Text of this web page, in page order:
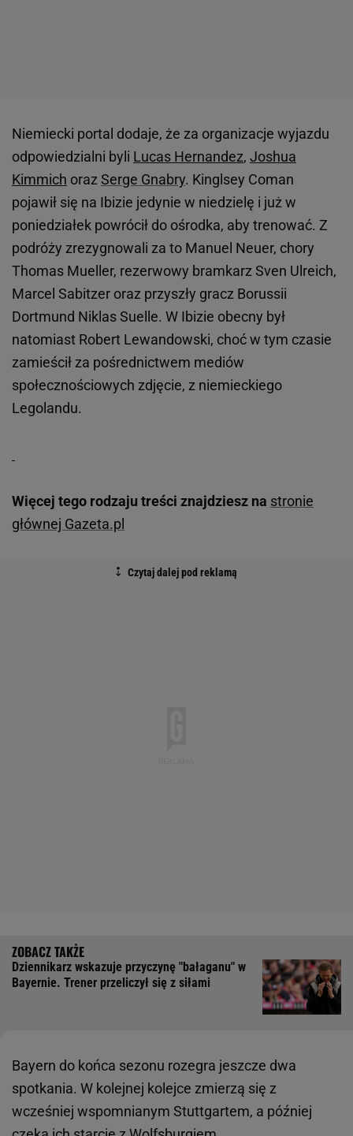
Niemiecki portal dodaje, że za organizacje wyjazdu
odpowiedzialni byli Lucas Hernandez, Joshua
Kimmich orazSerge Gnabry. Kinglsey Coman
pojawił się na Ibizie jedynie w niedzielę i już w
poniedziałek powrócił do ośrodka, aby trenować. Z
podróży zrezygnowali za to Manuel Neuer, chory
Thomas Mueller, rezerwowy bramkarz Sven Ulreich,
Marcel Sabitzer oraz przyszły gracz Borussii
Dortmund Niklas Suelle. W Ibizie obecny był
natomiast Robert Lewandowski, choć w tym czasie
zamieścił za pośrednictwem mediów
społecznościowych zdjęcie, z niemieckiego
Legolandu.
Więcej tego rodzaju treści znajdziesz na stronie
głównej Gazeta.pl
Dziennikarz wskazuje przyczynę "bałaganu" w
Bayernie. Trener przeliczył się z siłami
Bayern do końca sezonu rozegra jeszcze dwa
spotkania. W kolejnej kolejce zmierzą się z
wcześniej wspomnianym Stuttgartem, a później